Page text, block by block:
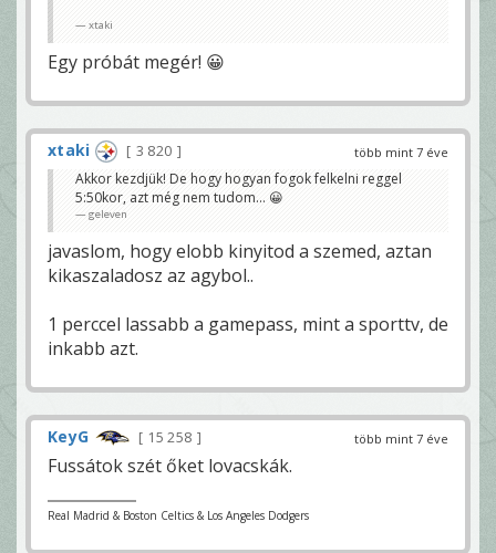
xtaki
Egy próbát megér! 😀
több mint 7 éve
xtaki
3 820
Akkor kezdjük! De hogy hogyan fogok felkelni reggel
5:50kor, azt még nem tudom... 😀
geleven
javaslom, hogy elobb kinyitod a szemed, aztan
kikaszaladosz az agybol..
1 perccel lassabb a gamepass, mint a sporttv, de
inkabb azt.
több mint 7 éve
KeyG 15 258
Fussátok szét őket lovacskák.
Real Madrid & Boston Celtics & Los Angeles Dodgers